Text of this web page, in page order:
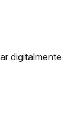
digitalmente